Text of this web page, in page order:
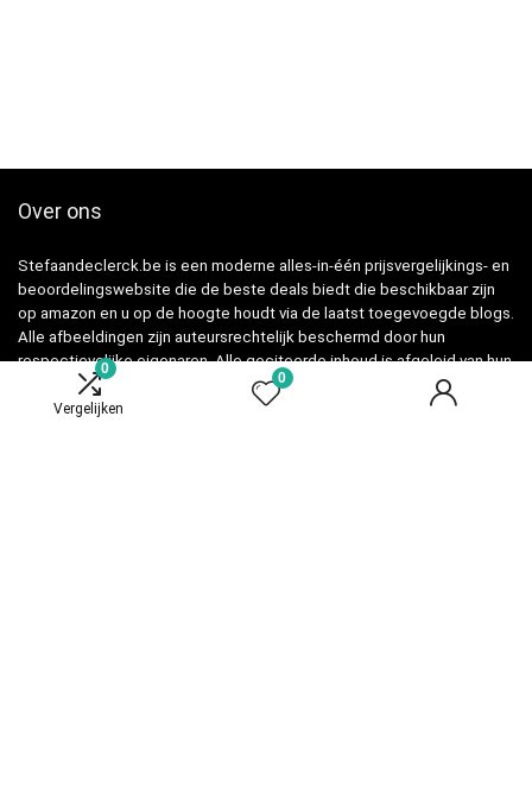
0
Vergelijken
0
Over ons
Stefaandeclerck.be is een moderne alles-in-één prijsvergelijkings- en
beoordelingswebsite die de beste deals biedt die beschikbaar zijn
op amazon en u op de hoogte houdt via de laatst toegevoegde blogs.
Alle afbeeldingen zijn auteursrechtelijk beschermd door hun
respectievelijke eigenaren. Alle geciteerde inhoud is afgeleid van hun
respectievelijke bronnen.